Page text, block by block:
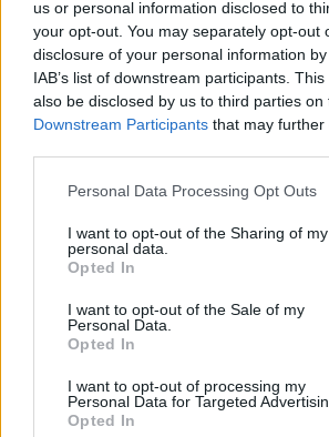
us or personal information disclosed to
your opt-out. You may separately opt-out
disclosure of your personal information
IAB’s list of downstream participants.
also be disclosed by us to third parties on
Downstream Participants that may
Please note that this website/app uses
not limited to your visit or usage
grant or deny consent to Google and its
use your data for below specified
consent section.
Personal Data Processing Opt Outs
I want to opt-out of the Sharing of my
personal data.
Opted In
I want to opt-out of the Sale of my
Personal Data.
Opted In
I want to opt-out of processing my
Personal Data for Targeted
Opted In
Το κεντρικό ερώτημα που θέτει
αν ένας υπουργός μπορεί, έστω
επιτρεπτών κινήσεων, να
προσκήνιο μια ιδιοκτησιακή
που στεγάζει δημόσια υπηρεσία.
με μια νόμιμη κατά τα άλλα
ανακοίνωση, ζητώντας να
καταρτίστηκαν οι συμβάσεις και
διαδικασίες.